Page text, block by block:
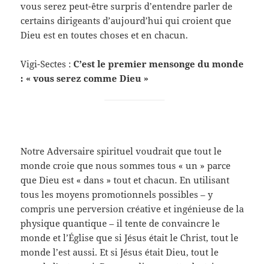
vous serez peut-être surpris d’entendre parler de
certains dirigeants d’aujourd’hui qui croient que
Dieu est en toutes choses et en chacun.
Vigi-Sectes :C’est le premier mensonge du monde
: « vous serez comme Dieu »
Notre Adversaire spirituel voudrait que tout le
monde croie que nous sommes tous « un » parce
que Dieu est « dans » tout et chacun. En utilisant
tous les moyens promotionnels possibles – y
compris une perversion créative et ingénieuse de la
physique quantique – il tente de convaincre le
monde et l’Église que si Jésus était le Christ, tout le
monde l’est aussi. Et si Jésus était Dieu, tout le